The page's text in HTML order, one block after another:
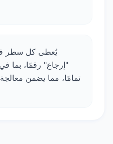
يُعطى كل سطر
"إرجاع" رقمًا، بما
تمامًا، مما يضمن